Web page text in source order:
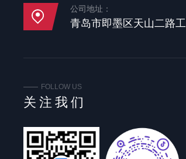
公司地址：
青岛市即墨区天山二路
FOLLOW US
关注我们